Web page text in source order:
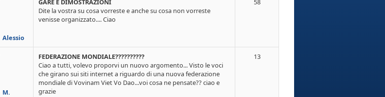
Alessio
GARE E DIMOSTRAZIONI
Dite la vostra su cosa vorreste e anche su cosa non vorreste
venisse organizzato.... Ciao
58
M.
FEDERAZIONE MONDIALE??????????
Ciao a tutti, volevo proporvi un nuovo argomento... Visto le voci
che girano sui siti internet a riguardo di una nuova federazione
mondiale di Vovinam Viet Vo Dao...voi cosa ne pensate?? ciao e
grazie
13